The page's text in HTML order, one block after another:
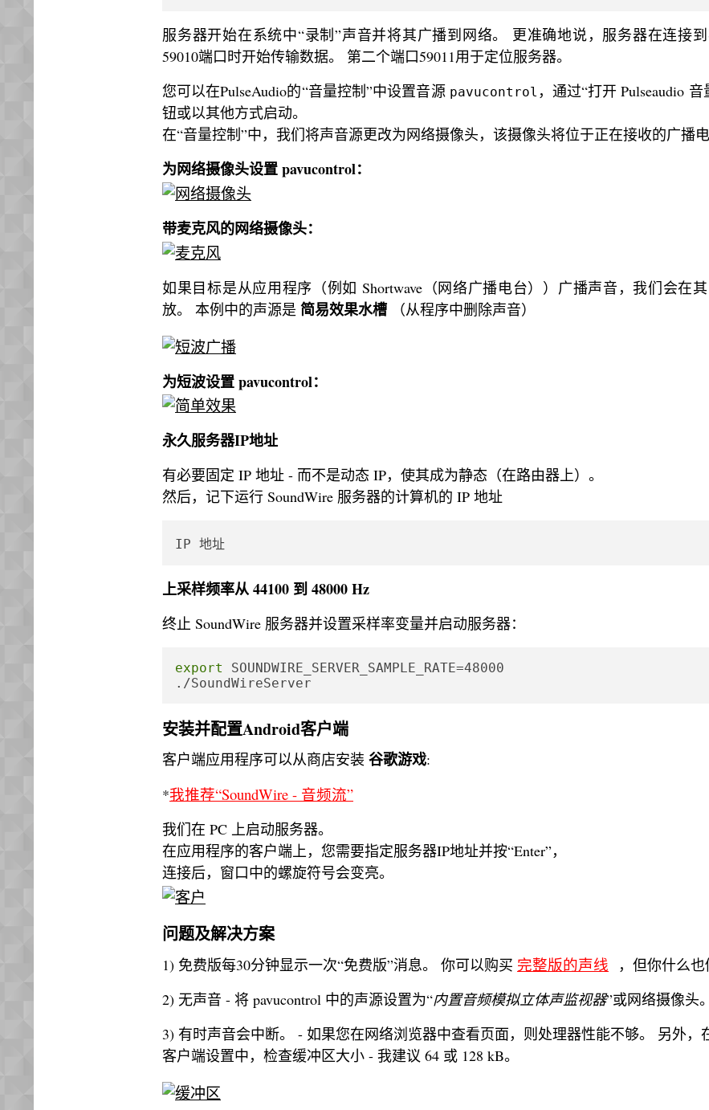
服务器开始在系统中“录制”声音并将其广播到网络。 更准确地说，服务器在连接
59010端口时开始传输数据。 第二个端口59011用于定位服务器。
您可以在PulseAudio的“音量控制”中设置音源 pavucontrol ，通过“打开 Pulseaudio
钮或以其他方式启动。
在“音量控制”中，我们将声音源更改为网络摄像头，该摄像头将位于正在接收的广播电
为网络摄像头设置 pavucontrol：
带麦克风的网络摄像头：
如果目标是从应用程序（例如 Shortwave（网络广播电台））广播声音，我们会在
放。 本例中的声源是 简易效果水槽 （从程序中删除声音）
为短波设置 pavucontrol：
永久服务器IP地址
有必要固定 IP 地址 - 而不是动态 IP，使其成为静态（在路由器上）。
然后，记下运行 SoundWire 服务器的计算机的 IP 地址
IP 地址
上采样频率从 44100 到 48000 Hz
终止 SoundWire 服务器并设置采样率变量并启动服务器：
export
SOUNDWIRE_SERVER_SAMPLE_RATE=48000
./SoundWireServer
安装并配置Android客户端
客户端应用程序可以从商店安装 谷歌游戏:
*我推荐“SoundWire - 音频流”
我们在 PC 上启动服务器。
在应用程序的客户端上，您需要指定服务器IP地址并按“Enter”，
连接后，窗口中的螺旋符号会变亮。
问题及解决方案
1) 免费版每30分钟显示一次“免费版”消息。 你可以购买 完整版的声线
，但你什么也
2) 无声音 - 将 pavucontrol 中的声源设置为“内置音频模拟立体声监视器”或网络摄像头。
3) 有时声音会中断。 - 如果您在网络浏览器中查看页面，则处理器性能不够。 另外，
客户端设置中，检查缓冲区大小 - 我建议 64 或 128 kB。